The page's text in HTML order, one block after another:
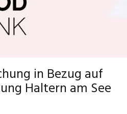
in Bezug auf
Haltern am See